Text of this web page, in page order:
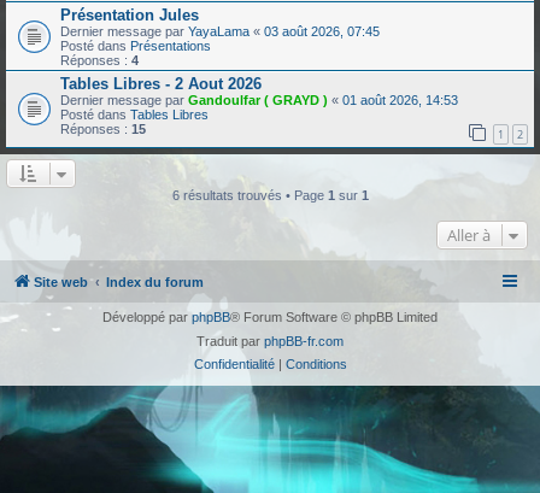
Présentation Jules
Dernier message par YayaLama « 03 août 2026, 07:45
Posté dans Présentations
Réponses : 4
Tables Libres - 2 Aout 2026
Dernier message par Gandoulfar ( GRAYD ) « 01 août 2026, 14:53
Posté dans Tables Libres
Réponses : 15 1 2
6 résultats trouvés • Page 1sur 1
Aller à
Site web Index du forum
Développé par phpBB® Forum Software © phpBB Limited
Traduit par phpBB-fr.com
Confidentialité| Conditions